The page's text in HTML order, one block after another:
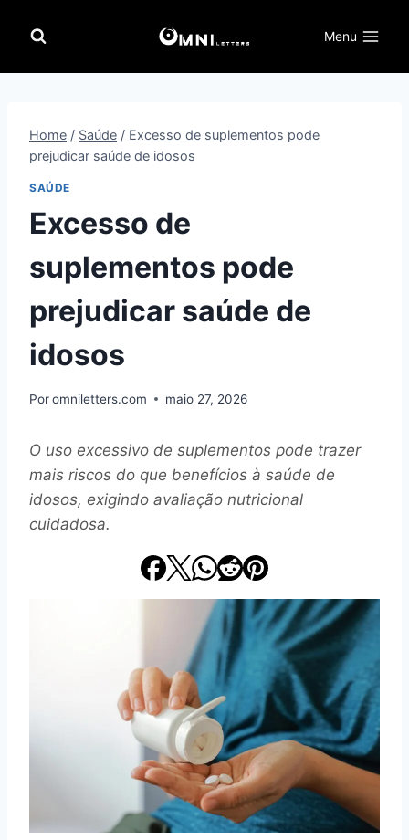
para
Menu
Home / Saúde / Excesso de suplementos pode
prejudicar saúde de idosos
SAÚDE
Excesso de
suplementos pode
prejudicar saúde de
idosos
Poromniletters.com maio 27, 2026
O uso excessivo de suplementos pode trazer
mais riscos do que benefícios à saúde de
idosos, exigindo avaliação nutricional
cuidadosa.